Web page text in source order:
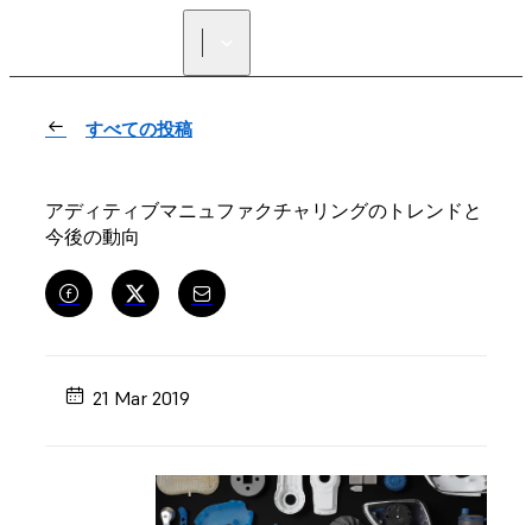
すべての投稿
アディティブマニュファクチャリングのトレンドと
今後の動向
21 Mar 2019